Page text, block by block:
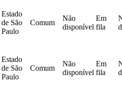
Estado
de São
Paulo
Comum
Não
disponível
Em
fila
Estado
de São
Paulo
Comum
Não
disponível
Em
fila